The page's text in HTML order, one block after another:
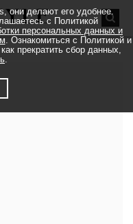
они делают его удобнее.
с Политикой
персональных данных и
. Ознакомиться с Политикой и
прекратить сбор данных,
.